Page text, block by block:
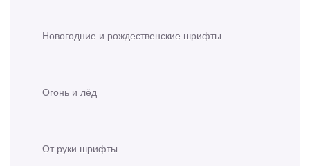
Новогодние и рождественские шрифты
Огонь и лёд
От руки шрифты